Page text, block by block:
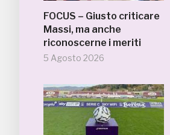
FOCUS – Giusto criticare
Massi, ma anche
riconoscerne i meriti
5 Agosto 2026